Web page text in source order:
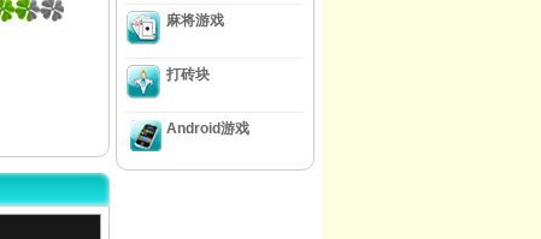
麻将游戏
打砖块
Android游戏